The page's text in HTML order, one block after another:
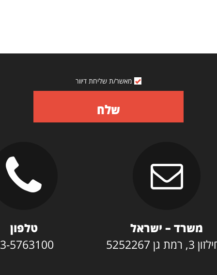
מאשר/ת שליחת דיוור
שלח
משרד – ישראל
גן 5252267
טלפון
5763100